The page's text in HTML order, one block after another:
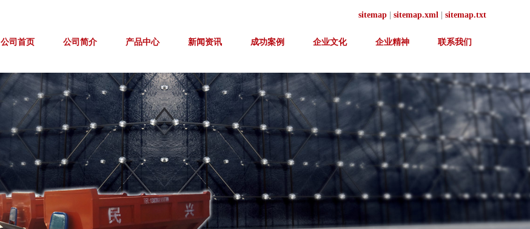
sitemap sitemap.xml sitemap.txt
公司首页 公司简介 产品中心 新闻资讯 成功案例 企业文化 企业精神 联系我们